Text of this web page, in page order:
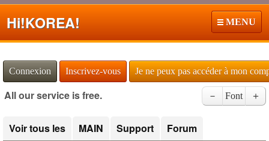
Hi!KOREA! MENU
Connexion Inscrivez-vous Je ne peux pas accéder à mon
All our service is free. － Font ＋
Voir tous les MAIN Support Forum